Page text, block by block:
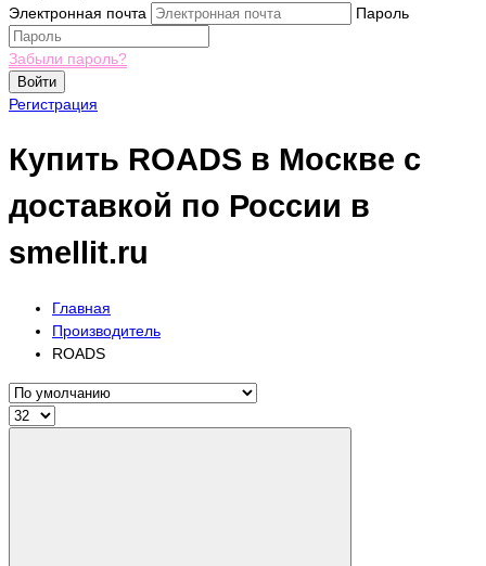
Электронная почта
Пароль
Забыли пароль?
Войти
Регистрация
Купить ROADS в Москве с
доставкой по России в
smellit.ru
Главная
Производитель
ROADS